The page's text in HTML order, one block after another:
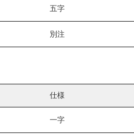
五字
別注
仕様
一字